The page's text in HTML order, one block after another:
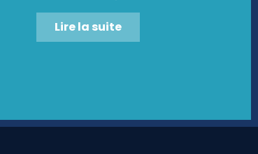
Lire la suite